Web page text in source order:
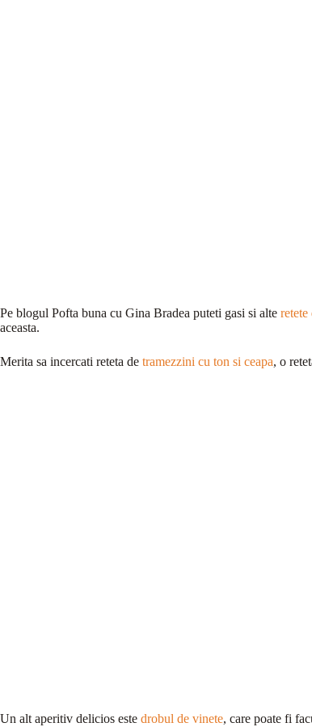
Pe blogul Pofta buna cu Gina Bradea puteti gasi si alte retete
aceasta.
Merita sa incercati reteta de tramezzini cu ton si ceapa, o
Un alt aperitiv delicios este drobul de vinete, care poate fi